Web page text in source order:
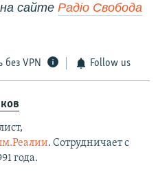
на сайте Радіо Свобода
без VPN Follow us
. Сотрудничает с
года.